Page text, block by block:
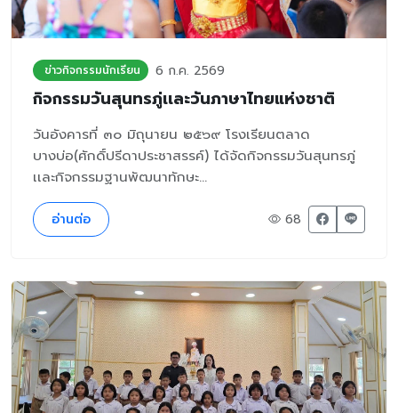
ข่าวกิจกรรมนักเรียน 6 ก.ค. 2569
กิจกรรมวันสุนทรภู่เเละวันภาษาไทยแห่งชาติ
วันอังคารที่ ๓๐ มิถุนายน ๒๕๖๙ โรงเรียนตลาด
บางบ่อ(ศักดิ์ปรีดาประชาสรรค์) ได้จัดกิจกรรมวันสุนทรภู่
เเละกิจกรรมฐานพัฒนาทักษะ...
อ่านต่อ 68